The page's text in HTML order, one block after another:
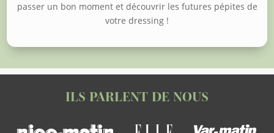
passer un bon moment et découvrir les futures pépites de
votre dressing !
ILS PARLENT DE NOUS